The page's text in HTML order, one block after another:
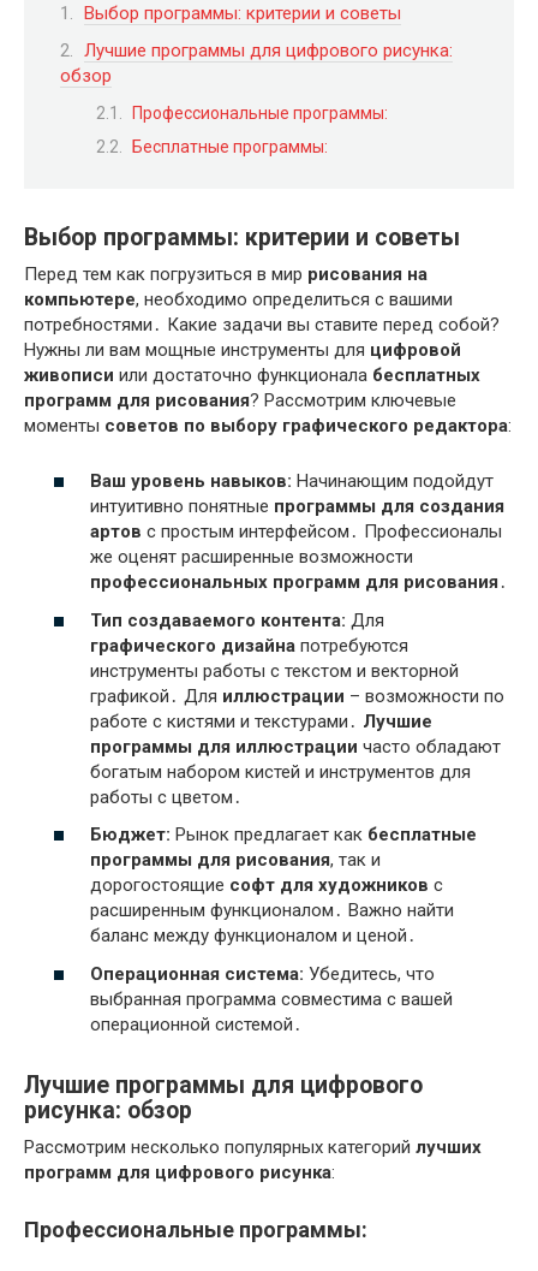
Выбор программы: критерии и советы
Лучшие программы для цифрового рисунка:
обзор
Профессиональные программы:
Бесплатные программы:
Выбор программы: критерии и советы
Перед тем как погрузиться в мир рисования на
компьютере, необходимо определиться с вашими
потребностями․ Какие задачи вы ставите перед собой?
Нужны ли вам мощные инструменты для цифровой
живописи или достаточно функционала бесплатных
программ для рисования? Рассмотрим ключевые
моменты советов по выбору графического редактора:
Ваш уровень навыков: Начинающим подойдут
интуитивно понятные программы для создания
артов с простым интерфейсом․ Профессионалы
же оценят расширенные возможности
профессиональных программ для рисования ․
Тип создаваемого контента: Для
графического дизайна потребуются
инструменты работы с текстом и векторной
графикой․ Для иллюстрации – возможности по
работе с кистями и текстурами․ Лучшие
программы для иллюстрации часто обладают
богатым набором кистей и инструментов для
работы с цветом․
Бюджет: Рынок предлагает как бесплатные
программы для рисования, так и
дорогостоящие софт для художников с
расширенным функционалом․ Важно найти
баланс между функционалом и ценой․
Операционная система: Убедитесь, что
выбранная программа совместима с вашей
операционной системой․
Лучшие программы для цифрового
рисунка: обзор
Рассмотрим несколько популярных категорий лучших
программ для цифрового рисунка:
Профессиональные программы: